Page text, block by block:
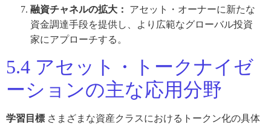
融資チャネルの拡大：
アセット・オーナーに新たな
資金調達手段を提供し、より広範なグローバル投資
家にアプローチする。
5.4 アセット・トークナイゼ
ーションの主な応用分野
学習目標 さまざまな資産クラスにおけるトークン化の具体